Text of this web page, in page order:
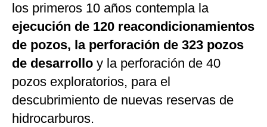
los primeros 10 años contempla la
ejecución de 120 reacondicionamientos
de pozos, la perforación de 323 pozos
de desarrollo y la perforación de 40
pozos exploratorios, para el
descubrimiento de nuevas reservas de
hidrocarburos.